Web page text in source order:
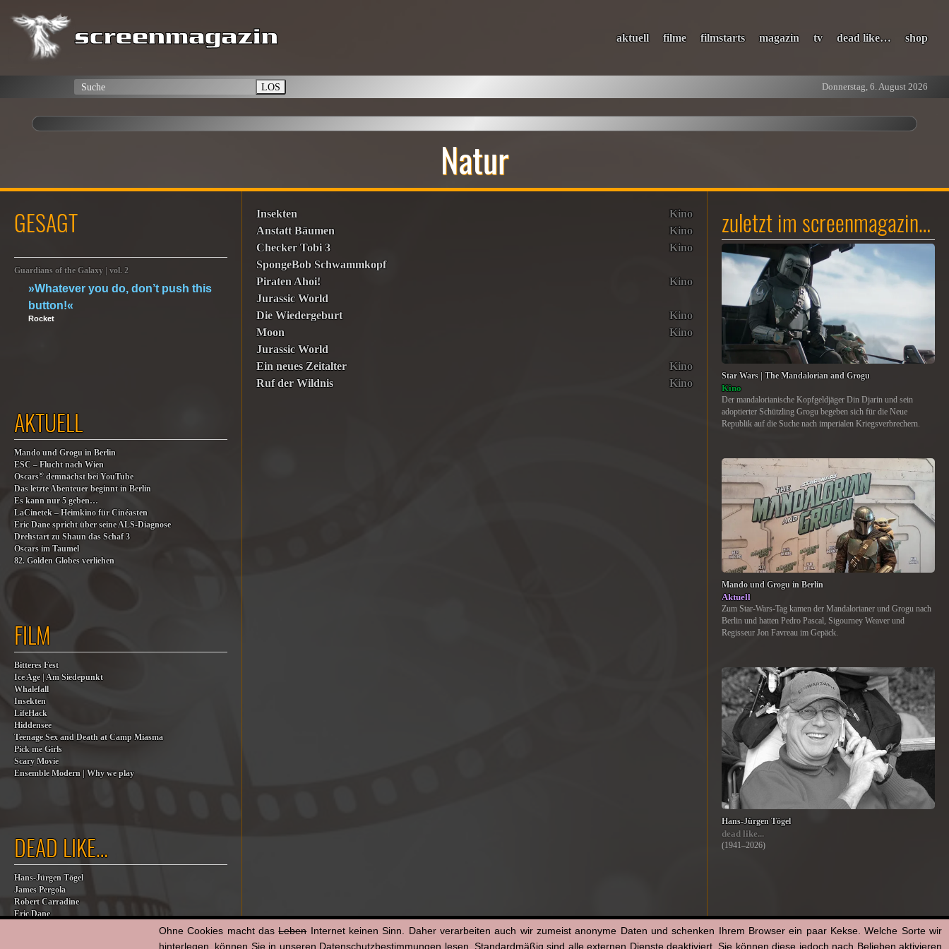
aktuell filme filmstarts magazin tv dead like… shop
LOS Donnerstag, 6. August 2026
Natur
GESAGT
Guardians of the Galaxy | vol. 2
»Whatever you do, don’t push this
button!«
Rocket
AKTUELL
Mando und Grogu in Berlin
ESC – Flucht nach Wien
Oscars®demnächst bei YouTube
Das letzte Abenteuer beginnt in Berlin
Es kann nur 5 geben…
LaCinetek – Heimkino für Cinéasten
Eric Dane spricht über seine ALS-Diagnose
Drehstart zu Shaun das Schaf 3
Oscars im Taumel
82. Golden Globes verliehen
FILM
Bitteres Fest
Ice Age | Am Siedepunkt
Whalefall
Insekten
LifeHack
Hiddensee
Teenage Sex and Death at Camp Miasma
Pick me Girls
Scary Movie
Ensemble Modern | Why we play
DEAD LIKE…
Hans-Jürgen Tögel
James Pergola
Robert Carradine
Eric Dane
Insekten
Kino
Anstatt Bäumen
Kino
Checker Tobi 3
Kino
SpongeBob Schwammkopf
Piraten Ahoi!
Kino
Jurassic World
Die Wiedergeburt
Kino
Moon
Kino
Jurassic World
Ein neues Zeitalter
Kino
Ruf der Wildnis
Kino
zuletzt im screenmagazin…
Star Wars | The Mandalorian and Grogu
Kino
Der mandalorianische Kopfgeldjäger Din Djarin und sein
adoptierter Schützling Grogu begeben sich für die Neue
Republik auf die Suche nach imperialen Kriegsverbrechern.
Mando und Grogu in Berlin
Aktuell
Zum Star-Wars-Tag kamen der Mandalorianer und Grogu nach
Berlin und hatten Pedro Pascal, Sigourney Weaver und
Regisseur Jon Favreau im Gepäck.
Hans-Jürgen Tögel
dead like...
(1941–2026)
Ohne Cookies macht dasLebenInternet keinen Sinn. Daher verarbeiten auch wir zumeist anonyme Daten und schenken Ihrem Browser ein paar Kekse. Welche Sorte wir
hinterlegen, können Sie in unseren Datenschutzbestimmungen lesen. Standardmäßig sind alle externen Dienste deaktiviert. Sie können diese jedoch nach Belieben aktivieren